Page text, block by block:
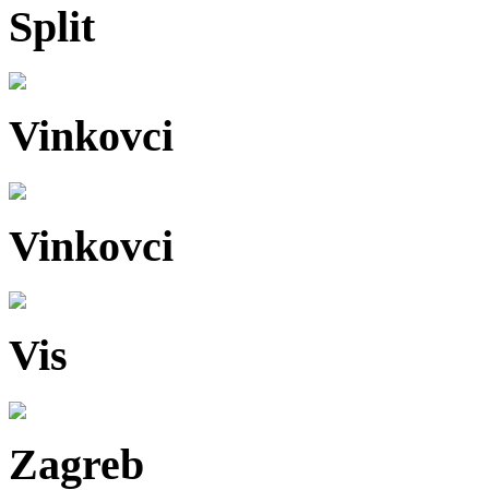
Split
Vinkovci
Vinkovci
Vis
Zagreb